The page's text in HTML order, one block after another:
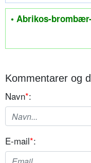
• Abrikos-
Kommentarer og
Navn*:
E-mail*: